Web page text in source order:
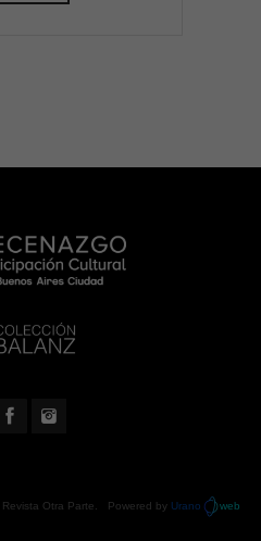
Revista Otra Parte . Powered by Urano web